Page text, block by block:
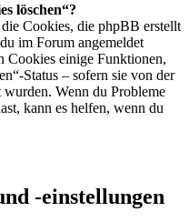
löschen“?
Cookies, die phpBB erstellt
im Forum angemeldet
Cookies einige Funktionen,
Status – sofern sie von der
Wenn du Probleme
kann es helfen, wenn du
-einstellungen